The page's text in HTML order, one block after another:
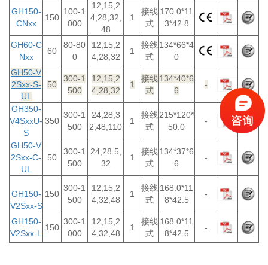
GH150-
CNxx
150
100-1
000
12,15,2
4,28,32,
48
1
接线
式
170.0*11
3*42.8
GH60-C
Nxx
60
80-80
0
12,15,2
4,28,32
1
接线
式
134*66*4
0
GH50-V
2Sxx-S-
UL
50
300-1
500
12,15,2
4,28,32
1
接线
式
134*40*6
6
-
GH350-
V4SxxU-
S
350
300-1
500
24,28,3
2,48,110
1
接线
式
215*120*
50.0
-
GH50-V
2Sxx-C-
UL
50
300-1
500
24,28.5,
32
1
接线
式
134*37*6
6
-
GH150-
V2Sxx-S
150
300-1
500
12,15,2
4,32,48
1
接线
式
168.0*11
8*42.5
-
GH150-
V2Sxx-L
150
300-1
000
12,15,2
4,32,48
1
接线
式
168.0*11
8*42.5
-